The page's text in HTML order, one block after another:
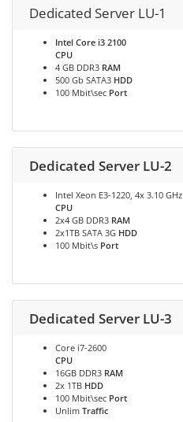
Dedicated Server LU-1
Intel Core i3 2100
CPU
4 GB DDR3 RAM
500 Gb SATA3 HDD
100 Mbit\sec Port
Dedicated Server LU-2
Intel Xeon E3-1220, 4x 3.10 GHz
CPU
2x4 GB DDR3 RAM
2x1TB SATA 3G HDD
100 Mbit\s Port
Dedicated Server LU-3
Core i7-2600
CPU
16GB DDR3 RAM
2x 1TB HDD
100 Mbit\sec Port
Unlim Traffic